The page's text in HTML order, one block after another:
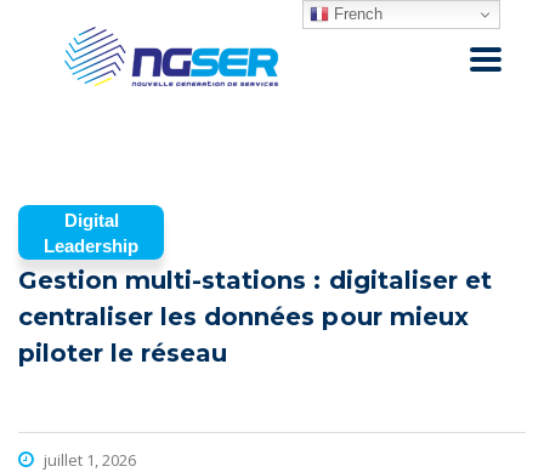
Digital
Leadership
Gestion multi-stations : digitaliser et
centraliser les données pour mieux
piloter le réseau
juillet 1, 2026
French